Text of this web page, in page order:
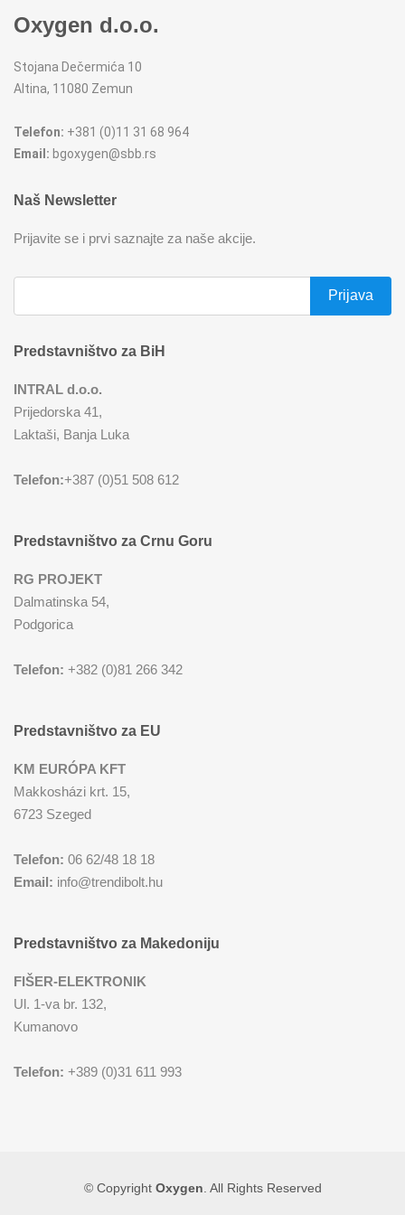
REŠOI
SOKOVNICI
SETOVI ŠERPI
SUŠAČI ZA SUDOVE
ZAČINSKI SETOVI
Oxygen d.o.o.
Stojana Dečermića 10
Altina, 11080 Zemun
Telefon: +381 (0)11 31 68 964
Email: bgoxygen@sbb.rs
Naš Newsletter
Prijavite se i prvi saznajte za naše akcije.
Predstavništvo za BiH
INTRAL d.o.o.
Prijedorska 41,
Laktaši, Banja Luka
Telefon:+387 (0)51 508 612
Predstavništvo za Crnu Goru
RG PROJEKT
Dalmatinska 54,
Podgorica
Telefon: +382 (0)81 266 342
Predstavništvo za EU
KM EURÓPA KFT
Makkosházi krt. 15,
6723 Szeged
Telefon: 06 62/48 18 18
Email: info@trendibolt.hu
Predstavništvo za Makedoniju
FIŠER-ELEKTRONIK
Ul. 1-va br. 132,
Kumanovo
Telefon: +389 (0)31 611 993
© Copyright Oxygen . All Rights Reserved